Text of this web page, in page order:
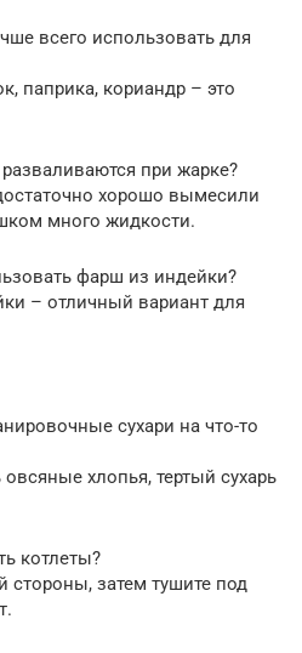
всего использовать для
паприка, кориандр – это
при жарке?
хорошо вымесили
много жидкости.
фарш из индейки?
– отличный вариант для
сухари на что-то
хлопья, тертый сухарь
котлеты?
стороны, затем тушите под